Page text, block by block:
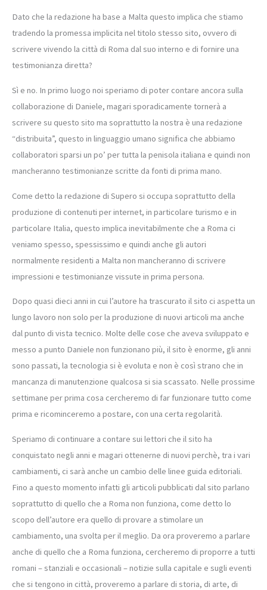
Dato che la redazione ha base a Malta questo implica che stiamo
tradendo la promessa implicita nel titolo stesso sito, ovvero di
scrivere vivendo la città di Roma dal suo interno e di fornire una
testimonianza diretta?
Sì e no. In primo luogo noi speriamo di poter contare ancora sulla
collaborazione di Daniele, magari sporadicamente tornerà a
scrivere su questo sito ma soprattutto la nostra è una redazione
“distribuita”, questo in linguaggio umano significa che abbiamo
collaboratori sparsi un po’ per tutta la penisola italiana e quindi non
mancheranno testimonianze scritte da fonti di prima mano.
Come detto la redazione di Supero si occupa soprattutto della
produzione di contenuti per internet, in particolare turismo e in
particolare Italia, questo implica inevitabilmente che a Roma ci
veniamo spesso, spessissimo e quindi anche gli autori
normalmente residenti a Malta non mancheranno di scrivere
impressioni e testimonianze vissute in prima persona.
Dopo quasi dieci anni in cui l’autore ha trascurato il sito ci aspetta un
lungo lavoro non solo per la produzione di nuovi articoli ma anche
dal punto di vista tecnico. Molte delle cose che aveva sviluppato e
messo a punto Daniele non funzionano più, il sito è enorme, gli anni
sono passati, la tecnologia si è evoluta e non è così strano che in
mancanza di manutenzione qualcosa si sia scassato. Nelle prossime
settimane per prima cosa cercheremo di far funzionare tutto come
prima e ricominceremo a postare, con una certa regolarità.
Speriamo di continuare a contare sui lettori che il sito ha
conquistato negli anni e magari ottenerne di nuovi perchè, tra i vari
cambiamenti, ci sarà anche un cambio delle linee guida editoriali.
Fino a questo momento infatti gli articoli pubblicati dal sito parlano
soprattutto di quello che a Roma non funziona, come detto lo
scopo dell’autore era quello di provare a stimolare un
cambiamento, una svolta per il meglio. Da ora proveremo a parlare
anche di quello che a Roma funziona, cercheremo di proporre a tutti
romani – stanziali e occasionali – notizie sulla capitale e sugli eventi
che si tengono in città, proveremo a parlare di storia, di arte, di